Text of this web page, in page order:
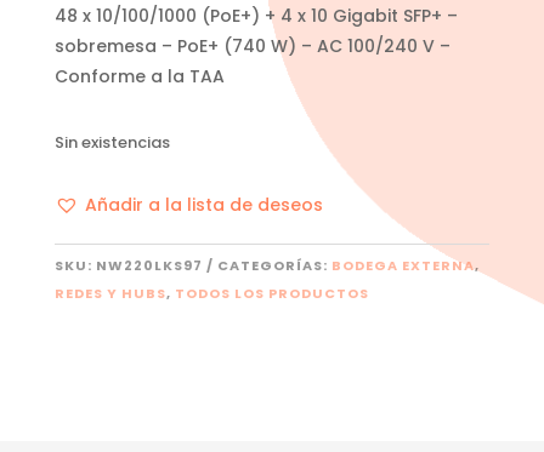
48 x 10/100/1000 (PoE+) + 4 x 10 Gigabit SFP+ –
sobremesa – PoE+ (740 W) – AC 100/240 V –
Conforme a la TAA
Sin existencias
Añadir a la lista de deseos
SKU: NW220LKS97 CATEGORÍAS: BODEGA EXTERNA,
REDES Y HUBS, TODOS LOS PRODUCTOS